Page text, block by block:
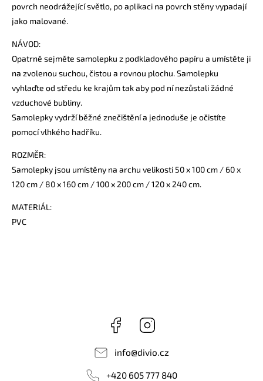
povrch neodrážející světlo, po aplikaci na povrch stěny vypadají
jako malované.
NÁVOD:
Opatrně sejměte samolepku z podkladového papíru a umístěte ji
na zvolenou suchou, čistou a rovnou plochu. Samolepku
vyhlaďte od středu ke krajům tak aby pod ní nezůstali žádné
vzduchové bubliny.
Samolepky vydrží běžné znečištění a jednoduše je očistíte
pomocí vlhkého hadříku.
ROZMĚR:
Samolepky jsou umístěny na archu velikosti 50 x 100 cm / 60 x
120 cm / 80 x 160 cm / 100 x 200 cm / 120 x 240 cm.
MATERIÁL:
PVC
Facebook
info@divio.cz
+420 605 777 840